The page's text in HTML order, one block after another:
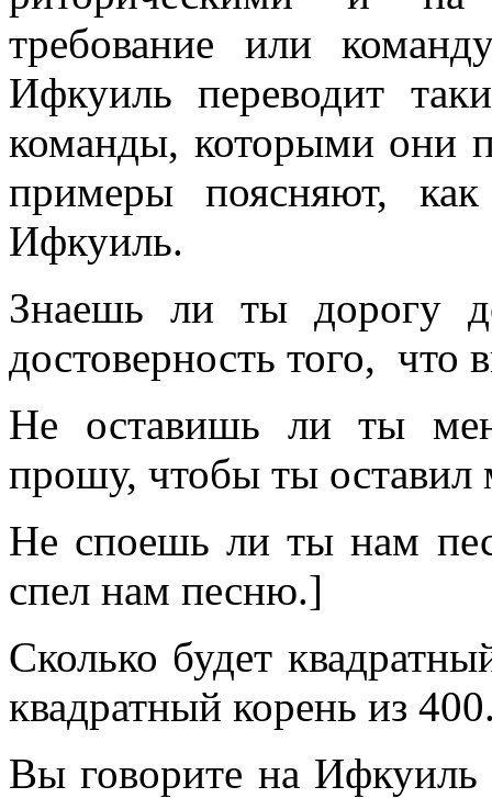
требование или
Ифкуиль переводит
команды, которыми они
примеры поясняют,
Ифкуиль.
Знаешь ли ты дорогу
достоверность того, что
Не оставишь ли ты
прошу, чтобы ты оставил
Не споешь ли ты нам
спел нам песню.]
Сколько будет
квадратный корень из
Вы говорите на